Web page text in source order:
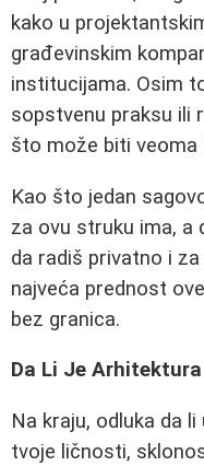
kako u
građevinskim
institucijama. Osim
sopstvenu praksu ili
što može biti veoma
Kao što jedan
za ovu struku ima, a
da radiš privatno i
najveća prednost
bez granica.
Da Li Je
Na kraju, odluka da
tvoje ličnosti,